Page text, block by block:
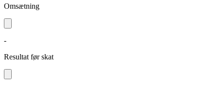
Omsætning
-
Resultat før skat